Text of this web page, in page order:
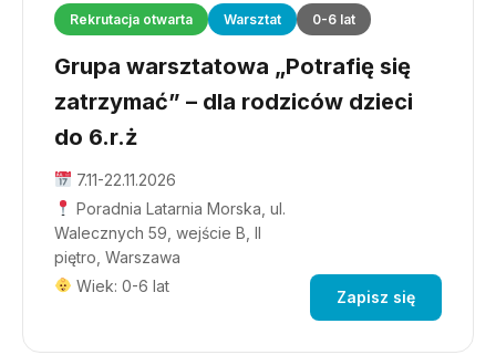
Rekrutacja otwarta Warsztat 0-6 lat
Grupa warsztatowa „Potrafię się
zatrzymać” – dla rodziców dzieci
do 6.r.ż
7.11-22.11.2026
Poradnia Latarnia Morska, ul.
Walecznych 59, wejście B, II
piętro, Warszawa
Wiek: 0-6 lat
Zapisz się